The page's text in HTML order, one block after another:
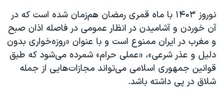
نوروز ۱۴۰۳ با ماه قمری رمضان هم‌زمان شده است که در
آن خوردن و آشامیدن در انظار عمومی در فاصله اذان صبح
و مغرب در ایران ممنوع است و با عنوان «روزه‌خواری بدون
دلیل و عذر شرعی»، «عملی حرام» شمرده می‌شود که طبق
قوانین جمهوری اسلامی می‌تواند مجازات‌هایی از جمله
شلاق در پی داشته باشد.